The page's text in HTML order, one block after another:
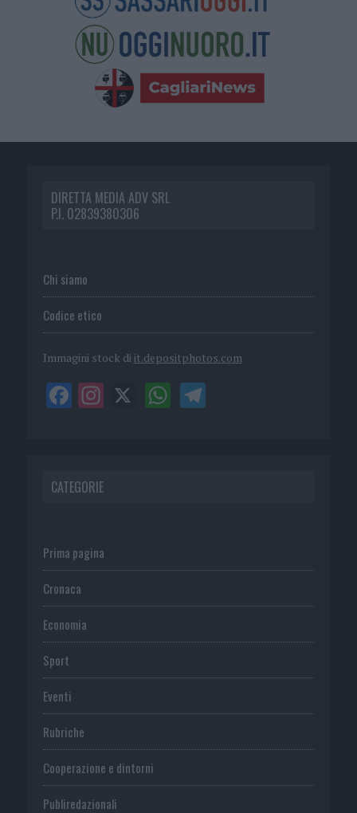
DIRETTA MEDIA ADV SRL
P.I. 02839380306
Chi siamo
Codice etico
Immagini stock di it.depositphotos.com
CATEGORIE
Prima pagina
Cronaca
Economia
Sport
Eventi
Rubriche
Cooperazione e dintorni
Publiredazionali